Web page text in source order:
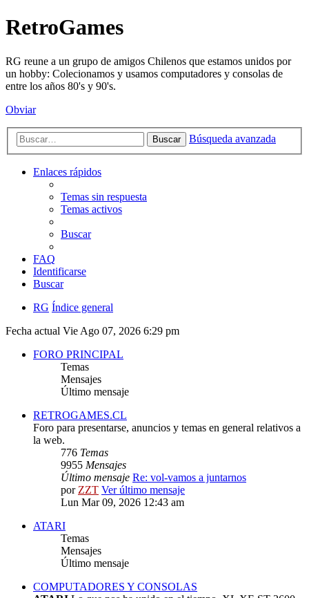
RetroGames
RG reune a un grupo de amigos Chilenos que estamos unidos por
un hobby: Colecionamos y usamos computadores y consolas de
entre los años 80's y 90's.
Obviar
Buscar Búsqueda avanzada
Enlaces rápidos
Temas sin respuesta
Temas activos
Buscar
FAQ
Identificarse
Buscar
RG Índice general
Fecha actual Vie Ago 07, 2026 6:29 pm
FORO PRINCIPAL
Temas
Mensajes
Último mensaje
RETROGAMES.CL
Foro para presentarse, anuncios y temas en general relativos a
la web.
776 Temas
9955 Mensajes
Último mensaje Re: vol-vamos a juntarnos
porZZT Ver último mensaje
Lun Mar 09, 2026 12:43 am
ATARI
Temas
Mensajes
Último mensaje
COMPUTADORES Y CONSOLAS